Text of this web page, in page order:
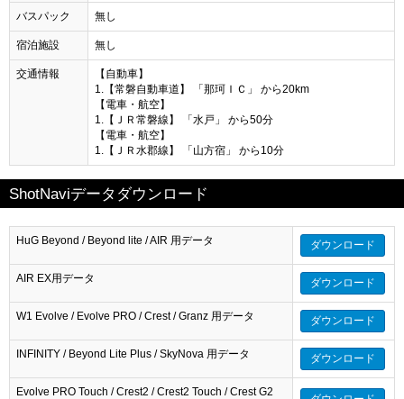
バスパック 無し
宿泊施設 無し
交通情報
【自動車】
1.【常磐自動車道】 「那珂ＩＣ」 から20km
【電車・航空】
1.【ＪＲ常磐線】 「水戸」 から50分
【電車・航空】
1.【ＪＲ水郡線】 「山方宿」 から10分
ShotNaviデータダウンロード
HuG Beyond / Beyond lite / AIR 用データ ダウンロード
AIR EX用データ ダウンロード
W1 Evolve / Evolve PRO / Crest / Granz 用データ ダウンロード
INFINITY / Beyond Lite Plus / SkyNova 用データ ダウンロード
Evolve PRO Touch / Crest2 / Crest2 Touch / Crest G2